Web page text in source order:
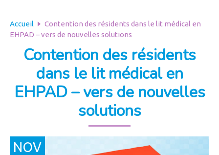
Accueil
Contention des résidents dans le lit médical en
EHPAD – vers de nouvelles solutions
Contention des résidents
dans le lit médical en
EHPAD – vers de nouvelles
solutions
NOV